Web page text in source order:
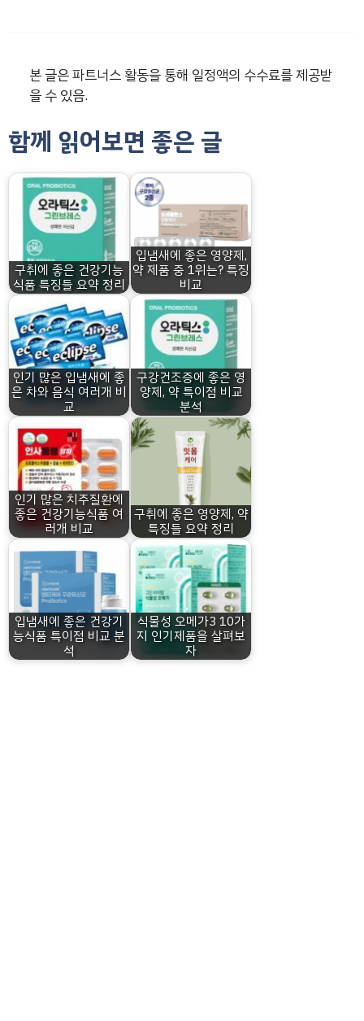
본 글은 파트너스 활동을 통해 일정액의 수수료를 제공받
을 수 있음.
함께 읽어보면 좋은 글
구취에 좋은 건강기능
식품 특징들 요약 정리
입냄새에 좋은 영양제,
약 제품 중 1위는? 특징
비교
인기 많은 입냄새에 좋
은 차와 음식 여러개 비
교
구강건조증에 좋은 영
양제, 약 특이점 비교
분석
인기 많은 치주질환에
좋은 건강기능식품 여
러개 비교
구취에 좋은 영양제, 약
특징들 요약 정리
입냄새에 좋은 건강기
능식품 특이점 비교 분
석
식물성 오메가3 10가
지 인기제품을 살펴보
자